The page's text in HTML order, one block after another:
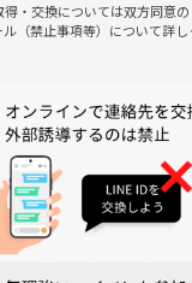
得・交換については双方同意
（禁止事項等）について詳し